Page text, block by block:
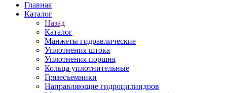
Главная
Каталог
Назад
Каталог
Манжеты гидравлические
Уплотнения штока
Уплотнения поршня
Кольца уплотнительные
Грязесъемники
Направляющие гидроцилиндров